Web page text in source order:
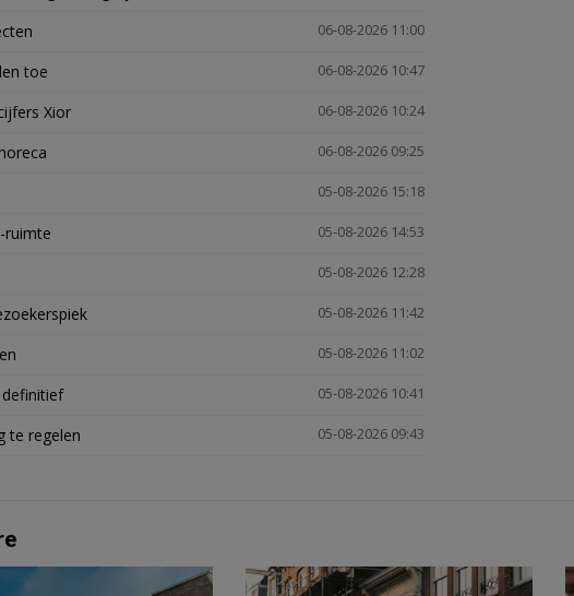
06-08-2026 11:00
06-08-2026 10:47
toe
06-08-2026 10:24
Xior
06-08-2026 09:25
05-08-2026 15:18
05-08-2026 14:53
ruimte
05-08-2026 12:28
05-08-2026 11:42
05-08-2026 11:02
05-08-2026 10:41
05-08-2026 09:43
te regelen